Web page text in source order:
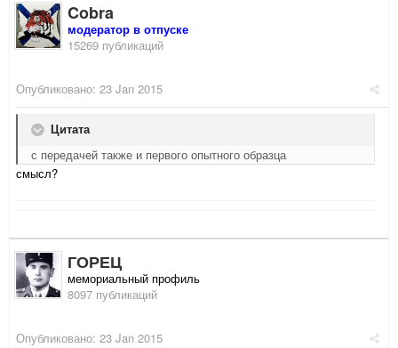
Cobra
модератор в отпуске
15269 публикаций
Опубликовано: 23 Jan 2015
Цитата
с передачей также и первого опытного образца
смысл?
ГОРЕЦ
мемориальный профиль
8097 публикаций
Опубликовано: 23 Jan 2015